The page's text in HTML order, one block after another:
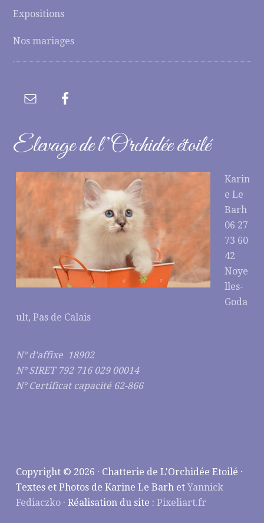
Expositions
Nos mariages
Elevage de l’Orchidée étoilé
Karin
e Le
Barh
06 27
73 60
42
Noye
lles-
Goda
ult, Pas de Calais
N° d’affixe 18902
N° SIRET 792 716 029 00014
N° Certificat capacité 62-866
Copyright © 2026 · Chatterie de L'Orchidée Etoilé ·
Textes et Photos de Karine Le Barh etYannick
Fediaczko · Réalisation du site :Pixeliart.fr